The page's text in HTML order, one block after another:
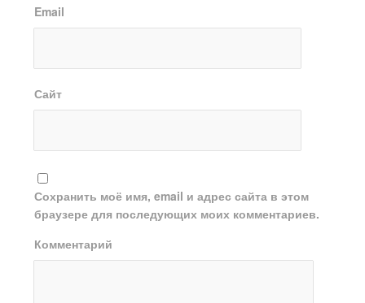
Email
Сайт
Сохранить моё имя, email и адрес сайта в этом
браузере для последующих моих комментариев.
Комментарий